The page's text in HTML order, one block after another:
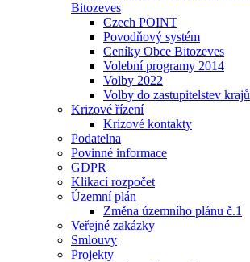
Bitozeves
Czech POINT
Povodňový systém
Ceníky Obce Bitozeves
Volební programy 2014
Volby 2022
Volby do zastupitelstev krajů
Krizové řízení
Krizové kontakty
Podatelna
Povinné informace
GDPR
Klikací rozpočet
Územní plán
Změna územního plánu č.1
Veřejné zakázky
Smlouvy
Projekty